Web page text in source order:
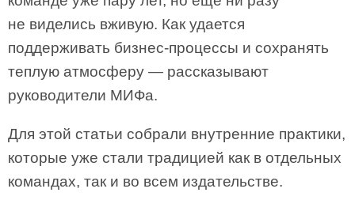
не виделись вживую. Как удается
поддерживать бизнес-процессы и сохранять
теплую атмосферу — рассказывают
руководители МИФа.
Для этой статьи собрали внутренние практики,
которые уже стали традицией как в отдельных
командах, так и во всем издательстве.